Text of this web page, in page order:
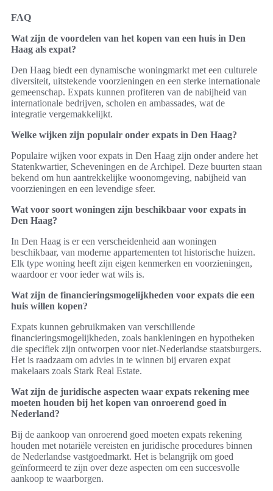
FAQ
Wat zijn de voordelen van het kopen van een huis in Den
Haag als expat?
Den Haag biedt een dynamische woningmarkt met een culturele
diversiteit, uitstekende voorzieningen en een sterke internationale
gemeenschap. Expats kunnen profiteren van de nabijheid van
internationale bedrijven, scholen en ambassades, wat de
integratie vergemakkelijkt.
Welke wijken zijn populair onder expats in Den Haag?
Populaire wijken voor expats in Den Haag zijn onder andere het
Statenkwartier, Scheveningen en de Archipel. Deze buurten staan
bekend om hun aantrekkelijke woonomgeving, nabijheid van
voorzieningen en een levendige sfeer.
Wat voor soort woningen zijn beschikbaar voor expats in
Den Haag?
In Den Haag is er een verscheidenheid aan woningen
beschikbaar, van moderne appartementen tot historische huizen.
Elk type woning heeft zijn eigen kenmerken en voorzieningen,
waardoor er voor ieder wat wils is.
Wat zijn de financieringsmogelijkheden voor expats die een
huis willen kopen?
Expats kunnen gebruikmaken van verschillende
financieringsmogelijkheden, zoals bankleningen en hypotheken
die specifiek zijn ontworpen voor niet-Nederlandse staatsburgers.
Het is raadzaam om advies in te winnen bij ervaren expat
makelaars zoals Stark Real Estate.
Wat zijn de juridische aspecten waar expats rekening mee
moeten houden bij het kopen van onroerend goed in
Nederland?
Bij de aankoop van onroerend goed moeten expats rekening
houden met notariële vereisten en juridische procedures binnen
de Nederlandse vastgoedmarkt. Het is belangrijk om goed
geïnformeerd te zijn over deze aspecten om een succesvolle
aankoop te waarborgen.